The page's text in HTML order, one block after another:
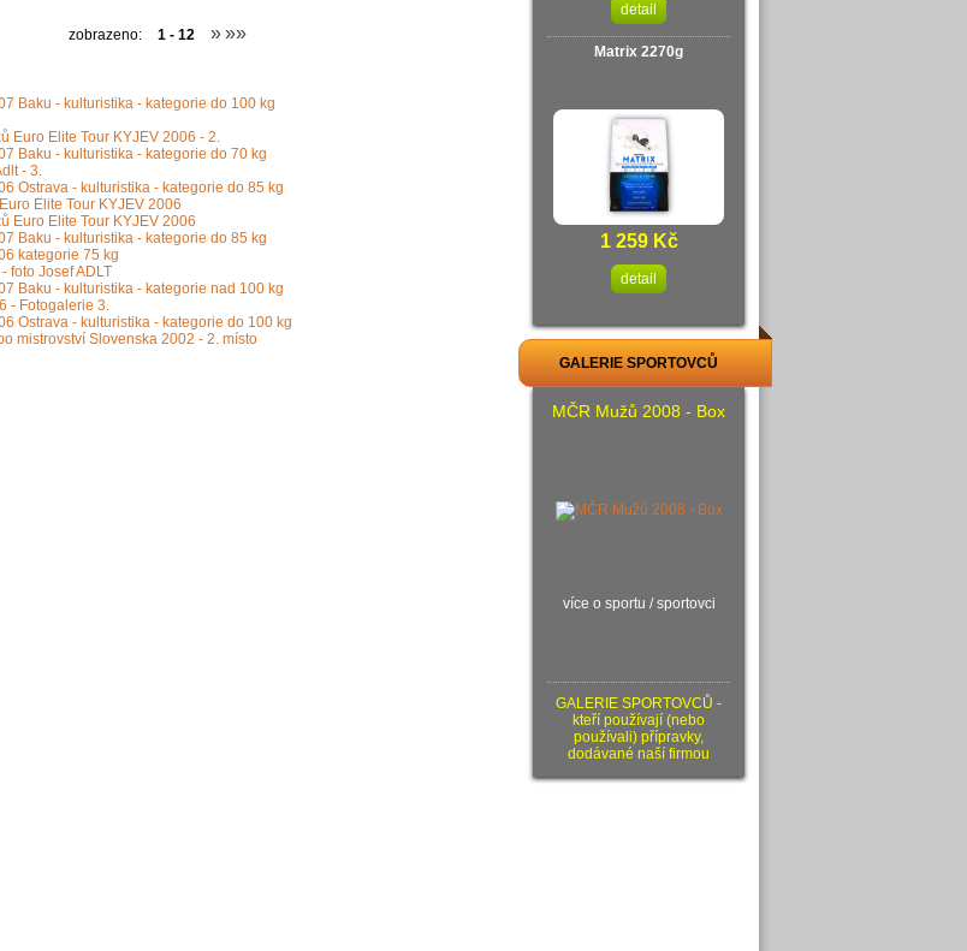
zobrazeno: 1 - 12 » »»
Baku - kulturistika - kategorie do 100 kg
Euro Elite Tour KYJEV 2006 - 2.
Baku - kulturistika - kategorie do 70 kg
- 3.
Ostrava - kulturistika - kategorie do 85 kg
Elite Tour KYJEV 2006
Euro Elite Tour KYJEV 2006
Baku - kulturistika - kategorie do 85 kg
kategorie 75 kg
foto Josef ADLT
Baku - kulturistika - kategorie nad 100 kg
- Fotogalerie 3.
Ostrava - kulturistika - kategorie do 100 kg
mistrovství Slovenska 2002 - 2. místo
detail
Matrix 2270g
1 259 Kč
detail
GALERIE SPORTOVCŮ
MČR Mužů 2008 - Box
více o sportu / sportovci
GALERIE SPORTOVCŮ -
kteří používají (nebo
používali) přípravky,
dodávané naší firmou